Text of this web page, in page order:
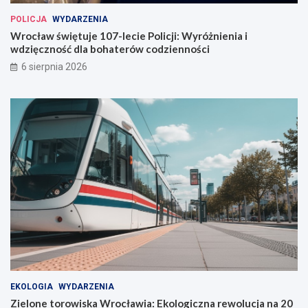
w
i
u
POLICJA WYDARZENIA
Wrocław świętuje 107-lecie Policji: Wyróżnienia i
wdzięczność dla bohaterów codzienności
6 sierpnia 2026
EKOLOGIA WYDARZENIA
Zielone torowiska Wrocławia: Ekologiczna rewolucja na 20